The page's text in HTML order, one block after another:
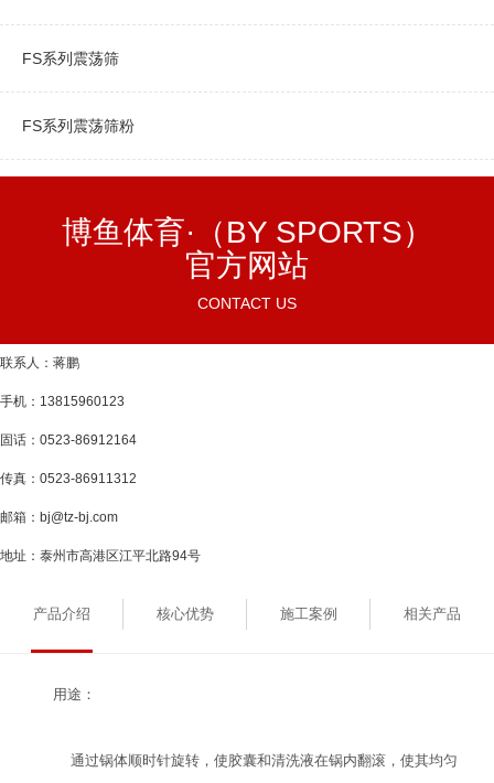
FS系列震荡筛
FS系列震荡筛粉
博鱼体育·（BY SPORTS）
官方网站
CONTACT US
联系人：蒋鹏
手机：13815960123
固话：0523-86912164
传真：0523-86911312
邮箱：bj@tz-bj.com
地址：泰州市高港区江平北路94号
产品介绍 核心优势 施工案例 相关产品
用途：
通过锅体顺时针旋转，使胶囊和清洗液在锅内翻滚，使其均匀